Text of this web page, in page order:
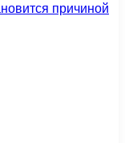
причиной